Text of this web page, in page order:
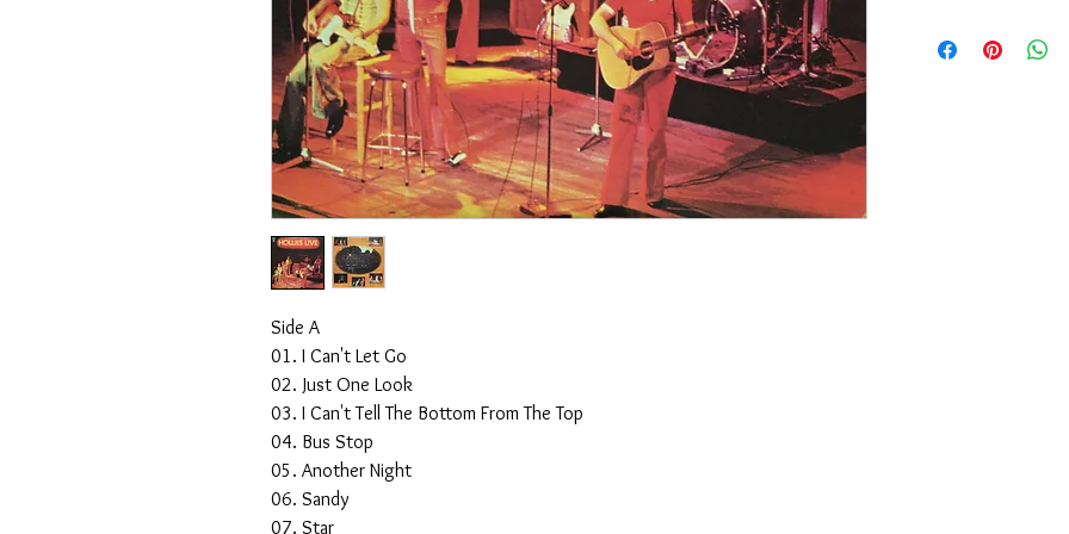
Side A
01. I Can't Let Go
02. Just One Look
03. I Can't Tell The Bottom From The Top
04. Bus Stop
05. Another Night
06. Sandy
07. Star
Sleeve Condition: G